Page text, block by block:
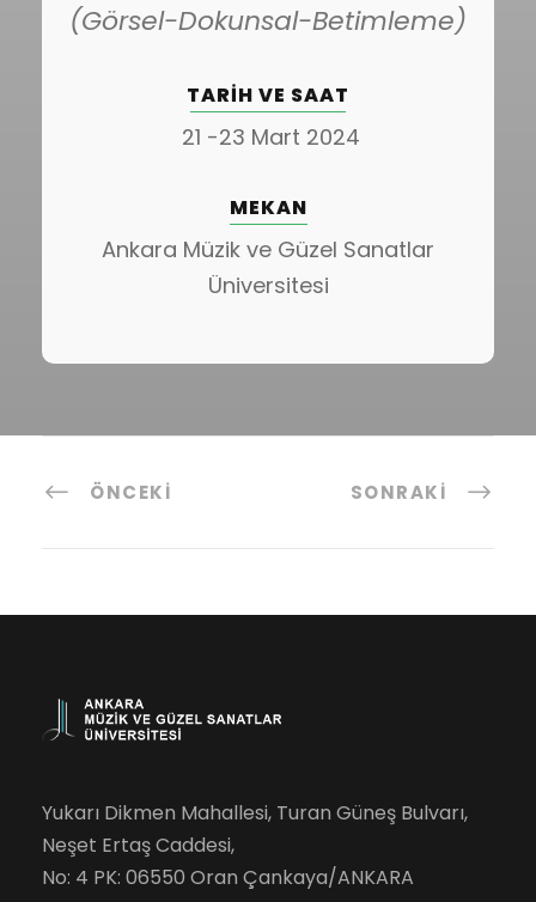
(Görsel-Dokunsal-Betimleme)
TARIH VE SAAT
21 -23 Mart 2024
MEKAN
Ankara Müzik ve Güzel Sanatlar
Üniversitesi
ÖNCEKI SONRAKI
Yukarı Dikmen Mahallesi, Turan Güneş Bulvarı,
Neşet Ertaş Caddesi,
No: 4 PK: 06550 Oran Çankaya/ANKARA